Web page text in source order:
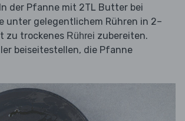
der Pfanne mit 2TL Butter bei
unter gelegentlichem Rühren in 2–
zu trockenes Rührei zubereiten.
beiseitestellen, die Pfanne